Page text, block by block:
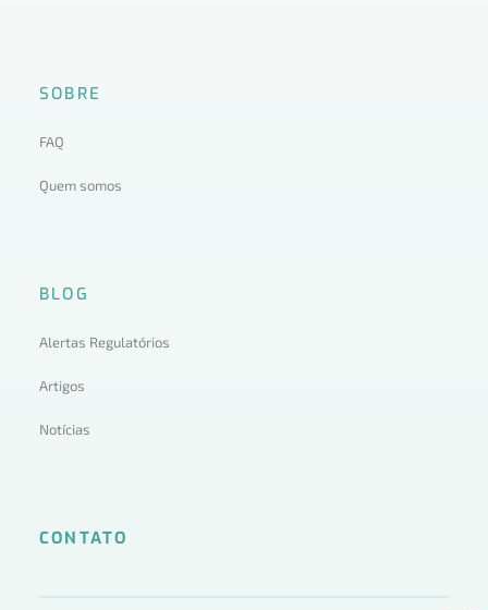
SOBRE
FAQ
Quem somos
BLOG
Alertas Regulatórios
Artigos
Notícias
CONTATO